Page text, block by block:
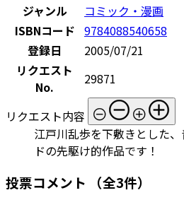
ジャンル
コミック・漫画
ISBNコード 9784088540658
登録日
2005/07/21
リクエスト
No.
29871
リクエスト内容
江戸川乱歩を下敷きとした
ドの先駆け的作品です！
投票コメント （全3件）